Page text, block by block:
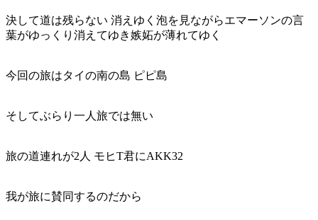
決して道は残らない 消えゆく泡を見ながらエマーソンの言
葉がゆっくり消えてゆき嫉妬が薄れてゆく
今回の旅はタイの南の島 ピピ島
そしてぶらり一人旅では無い
旅の道連れが2人 モヒT君にAKK32
我が旅に賛同するのだから